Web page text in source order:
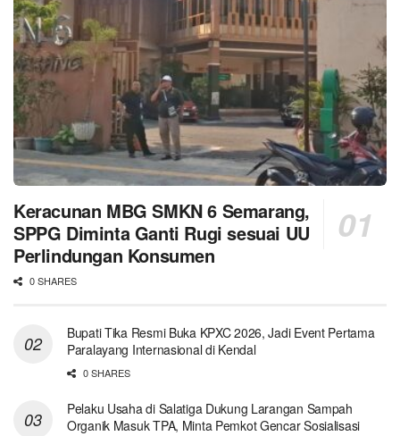
Keracunan MBG SMKN 6 Semarang,
SPPG Diminta Ganti Rugi sesuai UU
Perlindungan Konsumen
0 SHARES
Bupati Tika Resmi Buka KPXC 2026, Jadi Event Pertama
Paralayang Internasional di Kendal
0 SHARES
Pelaku Usaha di Salatiga Dukung Larangan Sampah
Organik Masuk TPA, Minta Pemkot Gencar Sosialisasi